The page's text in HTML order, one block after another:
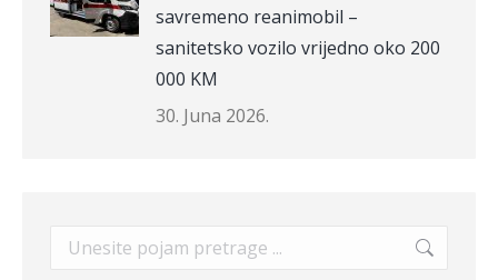
savremeno reanimobil –
sanitetsko vozilo vrijedno oko 200
000 KM
30. Juna 2026.
Search: